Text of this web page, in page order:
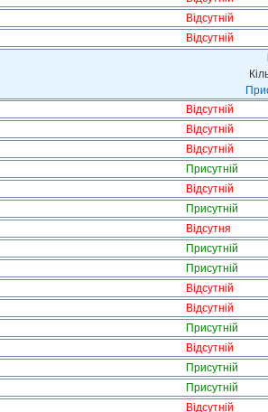
Відсутній
Відсутній
Відсутній
Відсутній
Відсутній
Присутній
Відсутній
Присутній
Відсутня
Присутній
Присутній
Відсутній
Відсутній
Присутній
Відсутній
Присутній
Присутній
Відсутній